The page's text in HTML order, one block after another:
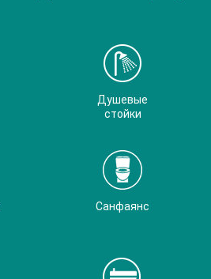
Душевые
стойки
Санфаянс